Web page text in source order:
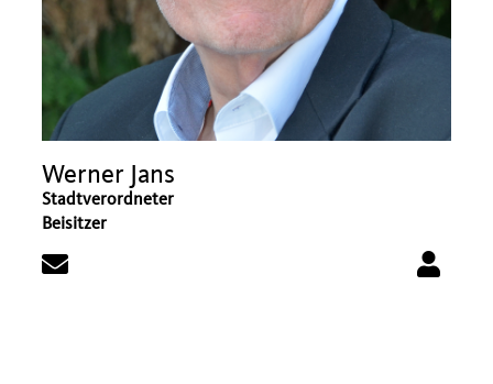
Werner Jans
Stadtverordneter
Beisitzer